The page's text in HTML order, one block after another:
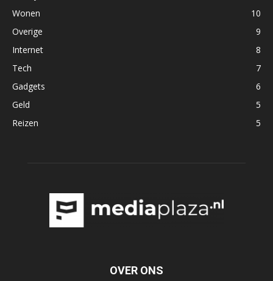
Wonen
10
Overige
9
Internet
8
Tech
7
Gadgets
6
Geld
5
Reizen
5
OVER ONS